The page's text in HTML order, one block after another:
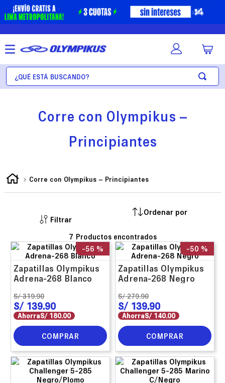
¿Qué está buscando?
Corre con Olympikus –
Principiantes
Corre con Olympikus – Principiantes
Filtrar
7
-56 %
Zapatillas Olympikus
Adrena-268 Blanco
S/ 319.90
S/ 139.90
AhorraS/ 180.00
COMPRAR
-50 %
Zapatillas Olympikus
Adrena-268 Negro
S/ 279.90
S/ 139.90
AhorraS/ 140.00
COMPRAR